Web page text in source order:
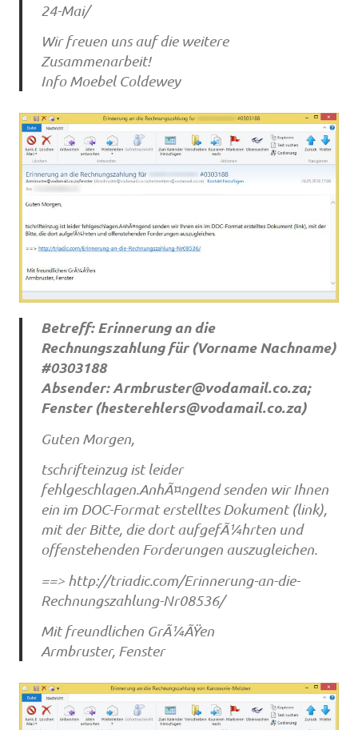
24-Mai/
Wir freuen uns auf die weitere
Zusammenarbeit!
Info Moebel Coldewey
Betreff: Erinnerung an die
Rechnungszahlung für (Vorname Nachname)
#0303188
Absender:Armbruster@vodamail.co.za;
Fenster (hesterehlers@vodamail.co.za)
Guten Morgen,
tschrifteinzug ist leider
fehlgeschlagen.AnhÃ¤ngend senden wir Ihnen
ein im DOC-Format erstelltes Dokument (link),
mit der Bitte, die dort aufgefÃ¼hrten und
offenstehenden Forderungen auszugleichen.
==> http://triadic.com/Erinnerung-an-die-
Rechnungszahlung-Nr08536/
Mit freundlichen GrÃ¼ÃŸen
Armbruster, Fenster